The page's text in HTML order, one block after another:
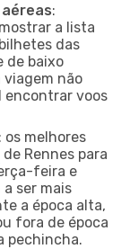
:
a lista
das
de baixo
viagem não
encontrar voos
: os melhores
de Rennes para
feira e
ser mais
a época alta,
fora de época
pechincha.